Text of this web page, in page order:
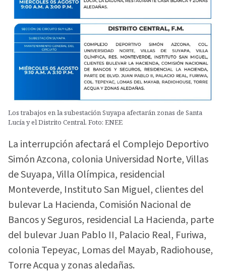
Los trabajos en la subestación Suyapa afectarán zonas de Santa
Lucía y el Distrito Central. Foto: ENEE
La interrupción afectará el Complejo Deportivo
Simón Azcona, colonia Universidad Norte, Villas
de Suyapa, Villa Olímpica, residencial
Monteverde, Instituto San Miguel, clientes del
bulevar La Hacienda, Comisión Nacional de
Bancos y Seguros, residencial La Hacienda, parte
del bulevar Juan Pablo II, Palacio Real, Furiwa,
colonia Tepeyac, Lomas del Mayab, Radiohouse,
Torre Acqua y zonas aledañas.